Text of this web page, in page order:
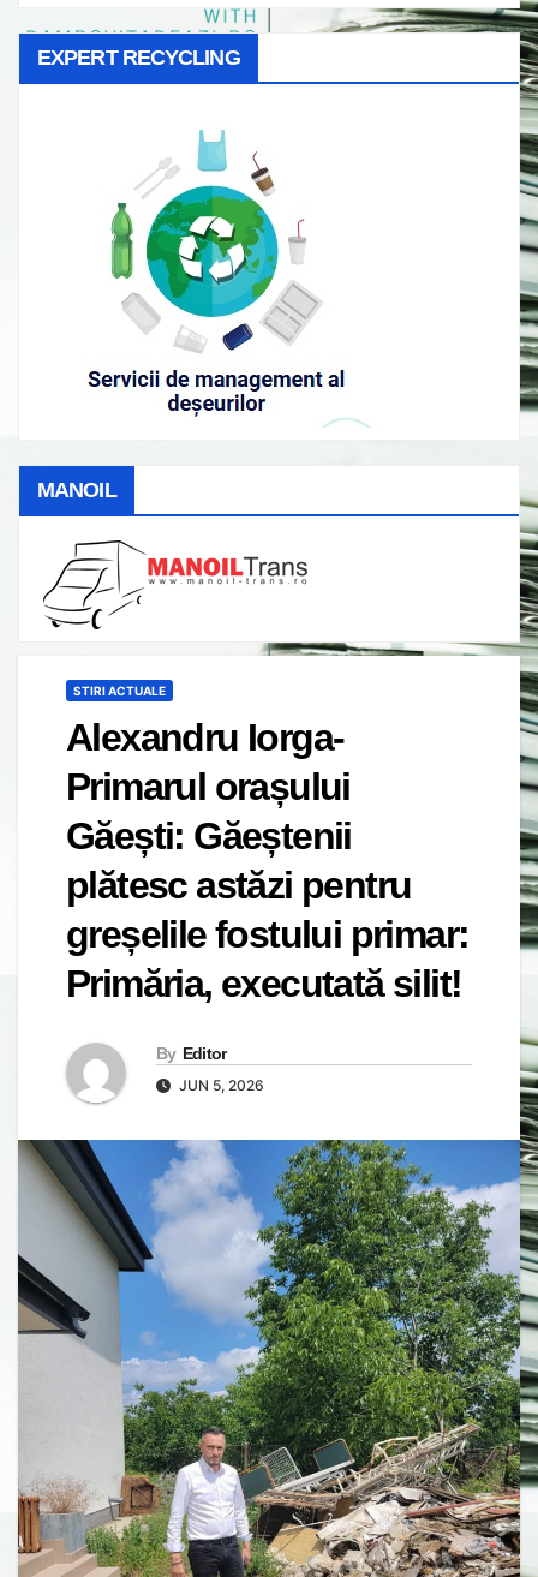
EXPERT RECYCLING
MANOIL
STIRI ACTUALE
Alexandru Iorga-
Primarul orașului
Găești: Găeștenii
plătesc astăzi pentru
greșelile fostului primar:
Primăria, executată silit!
By Editor
JUN 5, 2026